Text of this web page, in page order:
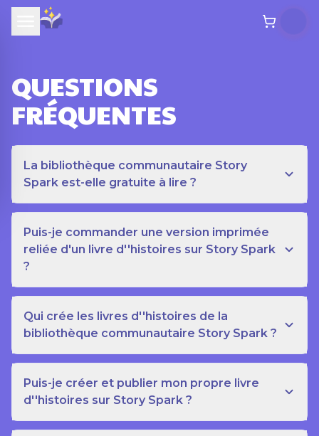
QUESTIONS
FRÉQUENTES
La bibliothèque communautaire Story
Spark est-elle gratuite à lire ?
Puis-je commander une version imprimée
reliée d'un livre d''histoires sur Story Spark
?
Qui crée les livres d''histoires de la
bibliothèque communautaire Story Spark ?
Puis-je créer et publier mon propre livre
d''histoires sur Story Spark ?